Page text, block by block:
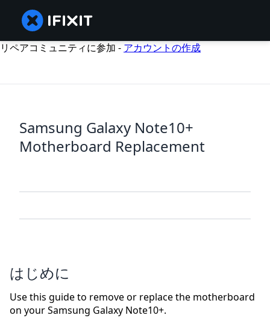
リペアコミュニティに参加 - アカウントの作成
Samsung Galaxy Note10+
Motherboard Replacement
はじめに
Use this guide to remove or replace the motherboard
on your Samsung Galaxy Note10+.